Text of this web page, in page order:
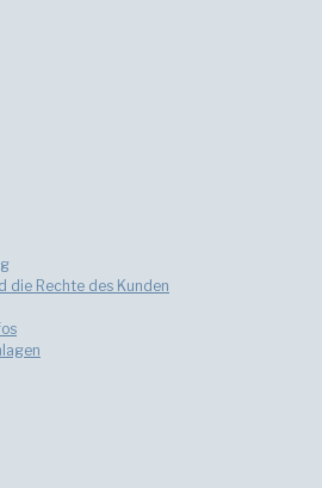
die Rechte des Kunden